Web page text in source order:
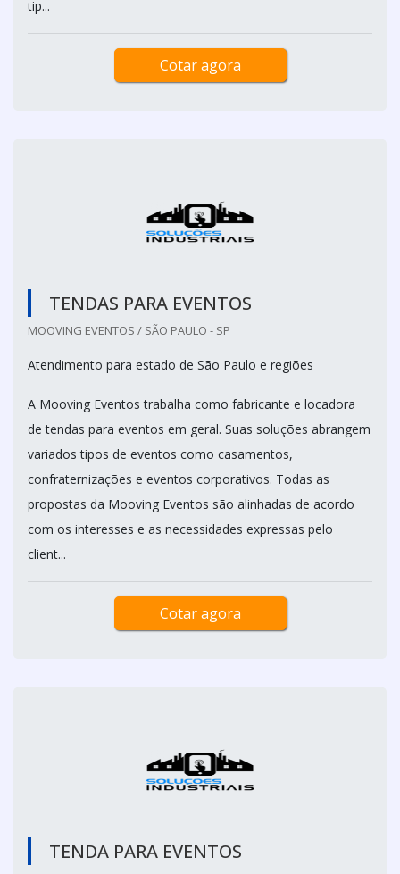
tip...
Cotar agora
TENDAS PARA EVENTOS
MOOVING EVENTOS / SÃO PAULO - SP
Atendimento para estado de São Paulo e regiões
A Mooving Eventos trabalha como fabricante e locadora
de tendas para eventos em geral. Suas soluções abrangem
variados tipos de eventos como casamentos,
confraternizações e eventos corporativos. Todas as
propostas da Mooving Eventos são alinhadas de acordo
com os interesses e as necessidades expressas pelo
client...
Cotar agora
TENDA PARA EVENTOS